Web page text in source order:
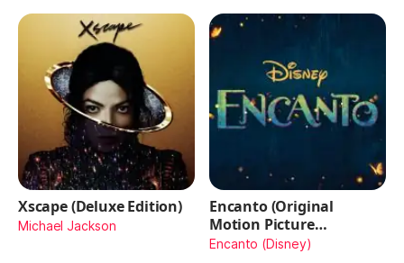
Xscape (Deluxe Edition)
Michael Jackson
Encanto (Original
Motion Picture
Soundtrack)
Encanto (Disney)